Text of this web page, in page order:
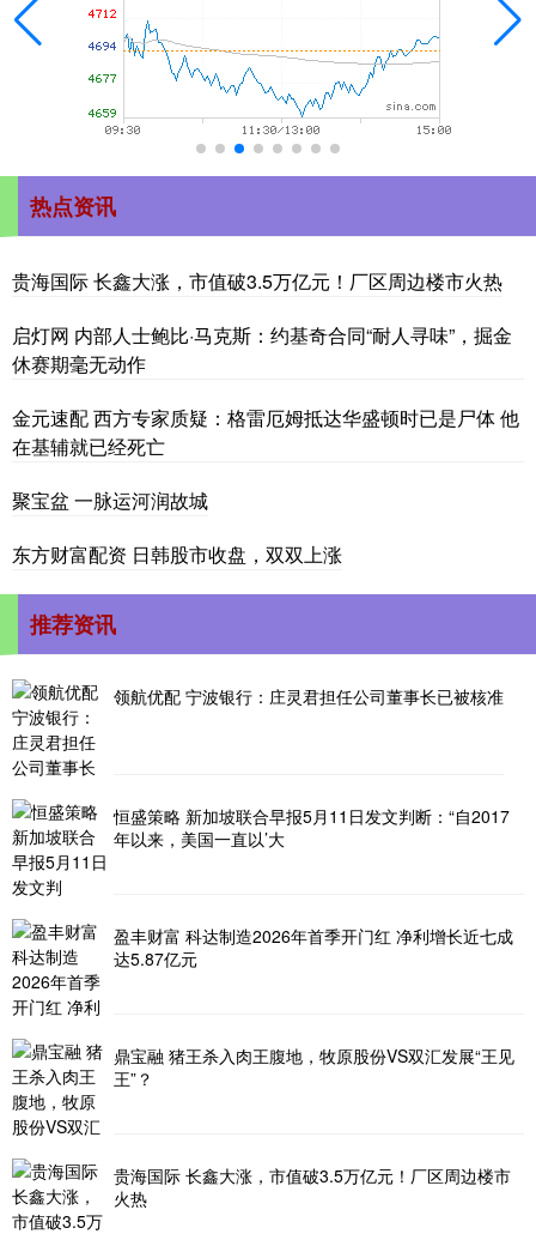
热点资讯
贵海国际 长鑫大涨，市值破3.5万亿元！厂区周边楼市火热
启灯网 内部人士鲍比·马克斯：约基奇合同“耐人寻味”，掘金
休赛期毫无动作
金元速配 西方专家质疑：格雷厄姆抵达华盛顿时已是尸体 他
在基辅就已经死亡
聚宝盆 一脉运河润故城
东方财富配资 日韩股市收盘，双双上涨
推荐资讯
领航优配 宁波银行：庄灵君担任公司董事长已被核准
恒盛策略 新加坡联合早报5月11日发文判断：“自2017
年以来，美国一直以’大
盈丰财富 科达制造2026年首季开门红 净利增长近七成
达5.87亿元
鼎宝融 猪王杀入肉王腹地，牧原股份VS双汇发展“王见
王”？
贵海国际 长鑫大涨，市值破3.5万亿元！厂区周边楼市
火热